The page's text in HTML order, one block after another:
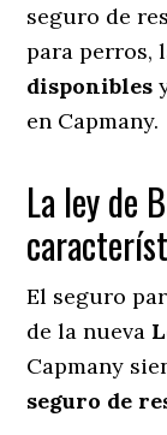
seguro de
para perros,
disponibles
en Capmany.
La ley de
El seguro
de la nueva
Capmany
seguro de